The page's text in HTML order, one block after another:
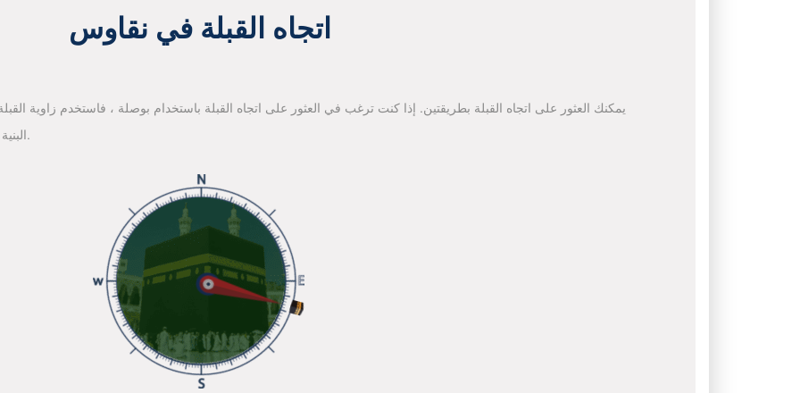
اتجاه القبلة في نقاوس
يمكنك العثور على اتجاه القبلة بطريقتين. إذا كنت ترغب في العثور على اتجاه القبلة باستخدام بوصلة ، فاستخدم زاوية
البنية الأساسية لخرائط جوجل للعثور على اتجاه القبلة.